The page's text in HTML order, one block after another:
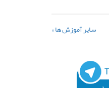
سایر آموزش ها »